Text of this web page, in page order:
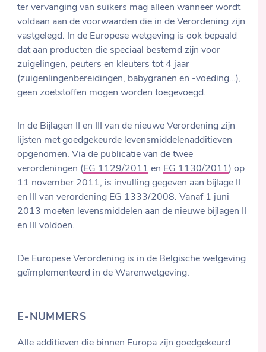
ter vervanging van suikers mag alleen wanneer wordt
voldaan aan de voorwaarden die in de Verordening zijn
vastgelegd. In de Europese wetgeving is ook bepaald
dat aan producten die speciaal bestemd zijn voor
zuigelingen, peuters en kleuters tot 4 jaar
(zuigenlingenbereidingen, babygranen en -voeding…),
geen zoetstoffen mogen worden toegevoegd.
In de Bijlagen II en III van de nieuwe Verordening zijn
lijsten met goedgekeurde levensmiddelenadditieven
opgenomen. Via de publicatie van de twee
verordeningen (EG 1129/2011 en EG 1130/2011) op
11 november 2011, is invulling gegeven aan bijlage II
en III van verordening EG 1333/2008. Vanaf 1 juni
2013 moeten levensmiddelen aan de nieuwe bijlagen II
en III voldoen.
De Europese Verordening is in de Belgische wetgeving
geïmplementeerd in de Warenwetgeving.
E-NUMMERS
Alle additieven die binnen Europa zijn goedgekeurd